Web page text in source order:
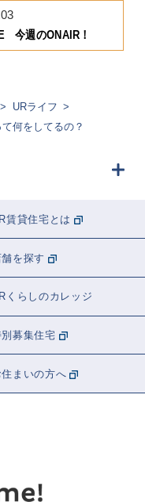
今週のONAIR！
URライフ
何をしてるの？
賃貸住宅とは
舗を探す
くらしのカレッジ
別募集住宅
住まいの方へ